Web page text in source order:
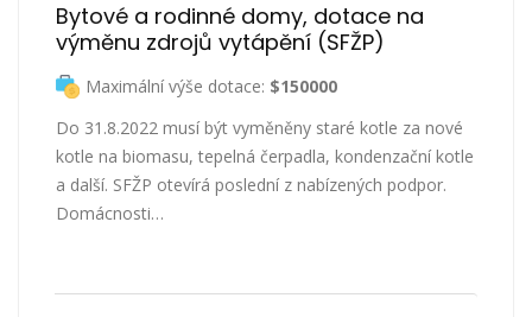
Bytové a rodinné domy, dotace na
výměnu zdrojů vytápění (SFŽP)
Maximální výše dotace: $150000
Do 31.8.2022 musí být vyměněny staré kotle za nové
kotle na biomasu, tepelná čerpadla, kondenzační kotle
a další. SFŽP otevírá poslední z nabízených podpor.
Domácnosti…